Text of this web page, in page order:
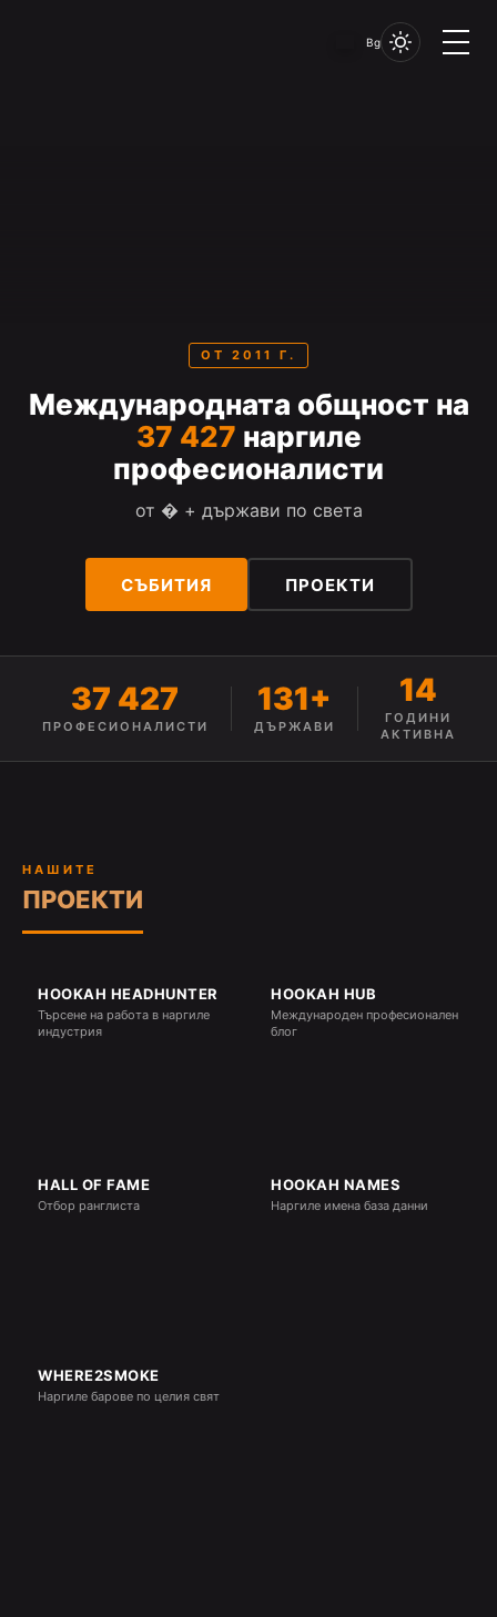
Bg
ОТ 2011 Г.
Международната общност на
37 427 наргиле
професионалисти
от � + държави по света
СЪБИТИЯ ПРОЕКТИ
37 427
ПРОФЕСИОНАЛИСТИ
131+
ДЪРЖАВИ
14
ГОДИНИ
АКТИВНА
НАШИТЕ
ПРОЕКТИ
HOOKAH HEADHUNTER
Търсене на работа в наргиле
индустрия
HOOKAH HUB
Международен професионален
блог
HALL OF FAME
Отбор ранглиста
HOOKAH NAMES
Наргиле имена база данни
WHERE2SMOKE
Наргиле барове по целия свят